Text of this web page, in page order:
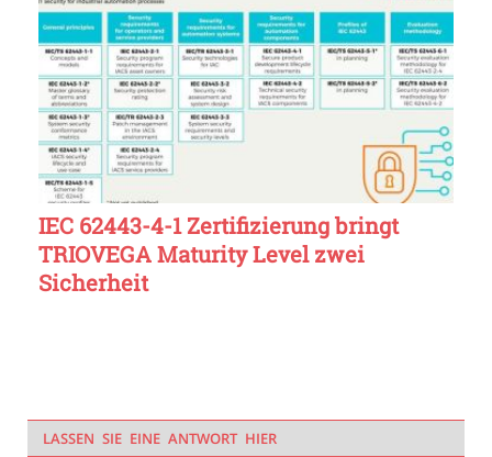
IEC 62443-4-1 Zertifizierung bringt
TRIOVEGA Maturity Level zwei
Sicherheit
LASSEN SIE EINE ANTWORT HIER